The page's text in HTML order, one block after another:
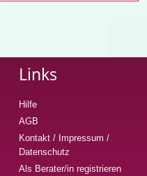
Links
Hilfe
AGB
Kontakt / Impressum /
Datenschutz
Als Berater/in registrieren